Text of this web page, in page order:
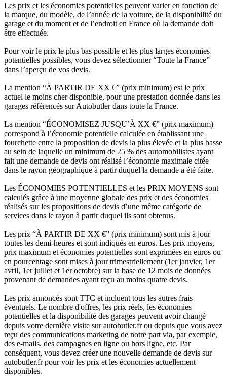
Les prix et les économies potentielles peuvent varier en fonction de
la marque, du modèle, de l’année de la voiture, de la disponibilité du
garage et du moment et de l’endroit en France où la demande doit
être effectuée.
Pour voir le prix le plus bas possible et les plus larges économies
potentielles possibles, vous devez sélectionner “Toute la France”
dans l’aperçu de vos devis.
La mention “À PARTIR DE XX €” (prix minimum) est le prix
actuel le moins cher disponible, pour une prestation donnée dans les
garages référencés sur Autobutler dans toute la France.
La mention “ÉCONOMISEZ JUSQU’À XX €” (prix maximum)
correspond à l’économie potentielle calculée en établissant une
fourchette entre la proposition de devis la plus élevée et la plus basse
au sein de laquelle un minimum de 25 % des automobilistes ayant
fait une demande de devis ont réalisé l’économie maximale citée
dans le rayon géographique à partir duquel la demande a été faite.
Les ÉCONOMIES POTENTIELLES et les PRIX MOYENS sont
calculés grâce à une moyenne globale des prix et des économies
réalisés sur les propositions de devis d’une même catégorie de
services dans le rayon à partir duquel ils sont obtenus.
Les prix “À PARTIR DE XX €” (prix minimum) sont mis à jour
toutes les demi-heures et sont indiqués en euros. Les prix moyens,
prix maximum et économies potentielles sont exprimées en euros ou
en pourcentage sont mises à jour trimestriellement (1er janvier, 1er
avril, 1er juillet et 1er octobre) sur la base de 12 mois de données
provenant de demandes ayant reçu au moins quatre devis.
Les prix annoncés sont TTC et incluent tous les autres frais
éventuels. Le nombre d'offres, les prix réels, les économies
potentielles et la disponibilité des garages peuvent avoir changé
depuis votre dernière visite sur autobutler.fr ou depuis que vous avez
reçu des communications marketing de notre part via, par exemple,
des e-mails, des campagnes en ligne ou hors ligne, etc. Par
conséquent, vous devez créer une nouvelle demande de devis sur
autobutler.fr pour voir les prix et les économies actuellement
disponibles.